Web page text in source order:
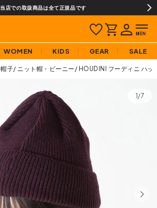
当店での取扱商品は全て正規品です
WOMEN KIDS GEAR SALE
帽子 ニット帽・ビーニー HOUDINI フーディニ ハッ
1/7